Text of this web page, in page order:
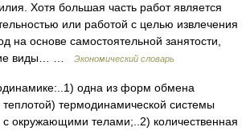
Хотя большая часть работ является
или работой с целью извлечения
на основе самостоятельной занятости,
виды… …
Экономический словарь
одна из форм обмена
теплотой) термодинамической системы
с окружающими телами;..2) количественная